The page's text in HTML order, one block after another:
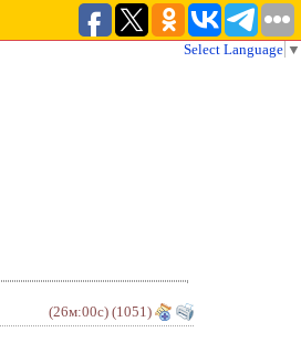
Select Language ▼
(26м:00с) (1051)